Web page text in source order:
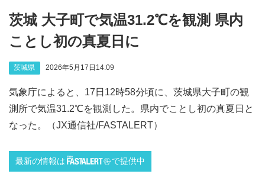
茨城 大子町で気温31.2℃を観測 県内
ことし初の真夏日に
茨城県 2026年5月17日14:09
気象庁によると、17日12時58分頃に、茨城県大子町の観
測所で気温31.2℃を観測した。県内でことし初の真夏日と
なった。（JX通信社/FASTALERT）
最新の情報は で提供中